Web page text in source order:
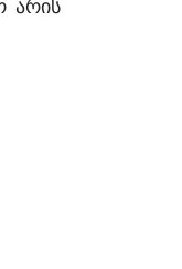
არის